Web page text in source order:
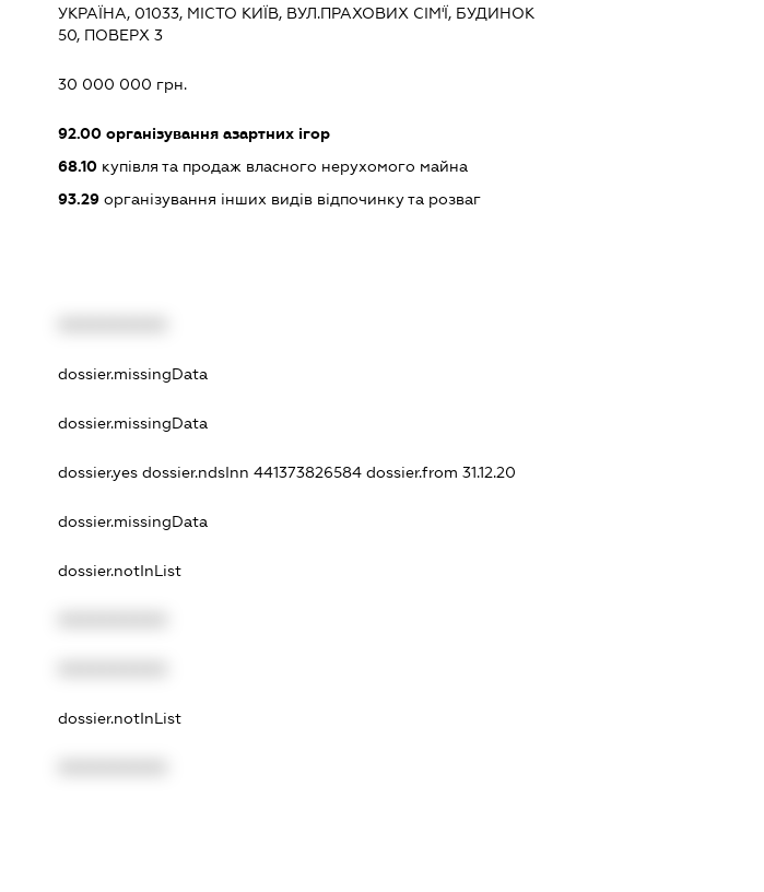
УКРАЇНА, 01033, МІСТО КИЇВ, ВУЛ.ПРАХОВИХ СІМ'Ї, БУДИНОК
50, ПОВЕРХ 3
30 000 000 грн.
92.00 організування азартних ігор
68.10 купівля та продаж власного нерухомого майна
93.29 організування інших видів відпочинку та розваг
dossier.missingData
dossier.missingData
dossier.yesdossier.ndsInn 441373826584dossier.from 31.12.20
dossier.missingData
dossier.notInList
dossier.notInList